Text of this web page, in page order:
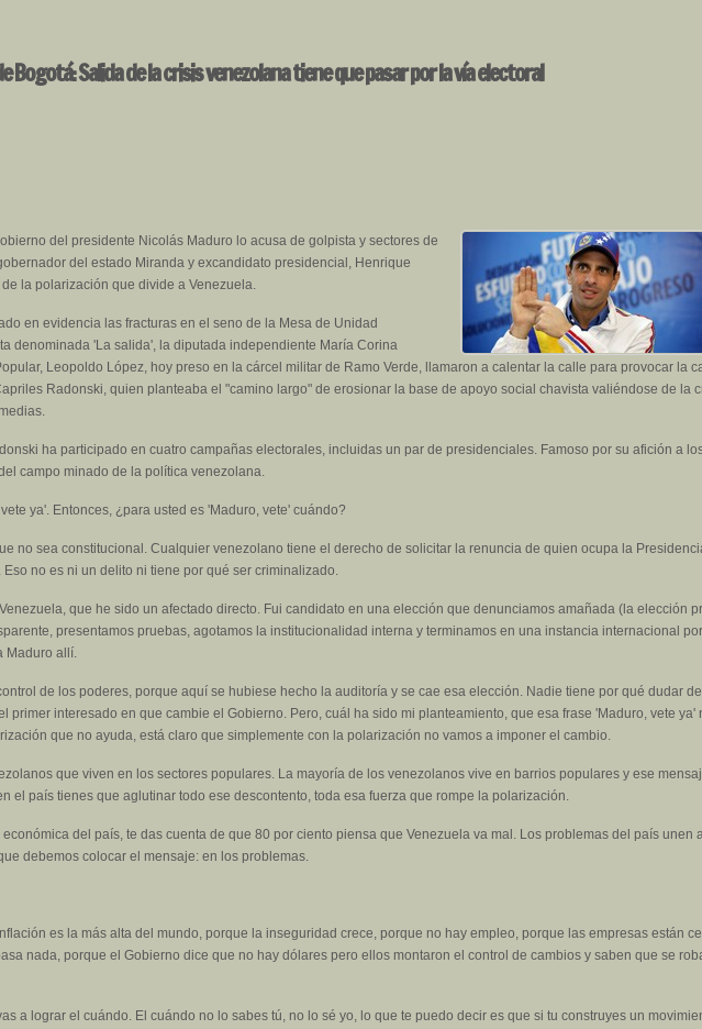
Bogotá: Salida de la crisis venezolana tiene que pasar por la vía electoral
del presidente Nicolás Maduro lo acusa de golpista y sectores de
del estado Miranda y excandidato presidencial, Henrique
la polarización que divide a Venezuela.
en evidencia las fracturas en el seno de la Mesa de Unidad
denominada 'La salida', la diputada independiente María Corina
Leopoldo López, hoy preso en la cárcel militar de Ramo Verde, llamaron a calentar la calle para provocar la
Radonski, quien planteaba el "camino largo" de erosionar la base de apoyo social chavista valiéndose de la
ha participado en cuatro campañas electorales, incluidas un par de presidenciales. Famoso por su afición a
campo minado de la política venezolana.
ya'. Entonces, ¿para usted es 'Maduro, vete' cuándo?
no sea constitucional. Cualquier venezolano tiene el derecho de solicitar la renuncia de quien ocupa la
no es ni un delito ni tiene por qué ser criminalizado.
que he sido un afectado directo. Fui candidato en una elección que denunciamos amañada (la elección
presentamos pruebas, agotamos la institucionalidad interna y terminamos en una instancia internacional
Maduro allí.
de los poderes, porque aquí se hubiese hecho la auditoría y se cae esa elección. Nadie tiene por qué dudar
primer interesado en que cambie el Gobierno. Pero, cuál ha sido mi planteamiento, que esa frase 'Maduro, vete ya'
que no ayuda, está claro que simplemente con la polarización no vamos a imponer el cambio.
que viven en los sectores populares. La mayoría de los venezolanos vive en barrios populares y ese
el país tienes que aglutinar todo ese descontento, toda esa fuerza que rompe la polarización.
del país, te das cuenta de que 80 por ciento piensa que Venezuela va mal. Los problemas del país unen
debemos colocar el mensaje: en los problemas.
es la más alta del mundo, porque la inseguridad crece, porque no hay empleo, porque las empresas están
nada, porque el Gobierno dice que no hay dólares pero ellos montaron el control de cambios y saben que se
a lograr el cuándo. El cuándo no lo sabes tú, no lo sé yo, lo que te puedo decir es que si tu construyes un